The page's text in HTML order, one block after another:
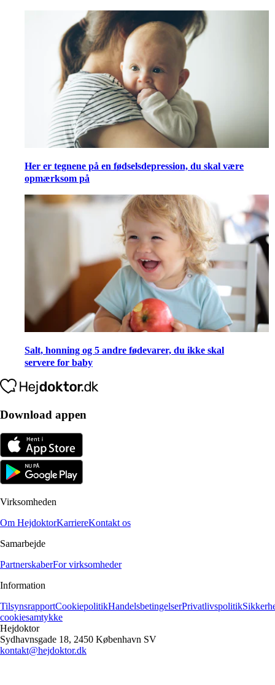
Her er tegnene på en fødselsdepression, du skal være
opmærksom på
Salt, honning og 5 andre fødevarer, du ikke skal
servere for baby
Download appen
Virksomheden
Om HejdoktorKarriereKontakt os
Samarbejde
PartnerskaberFor virksomheder
Information
TilsynsrapportCookiepolitikHandelsbetingelserPrivatlivspolitik
cookiesamtykke
Hejdoktor
Sydhavnsgade 18, 2450 København SV
kontakt@hejdoktor.dk